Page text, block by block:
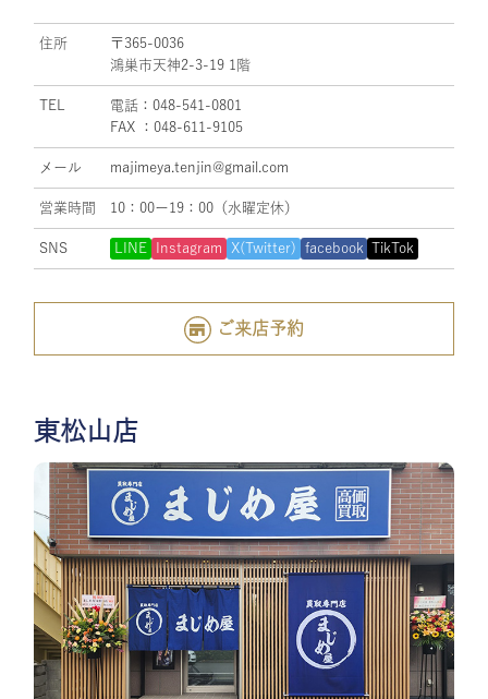
住所
〒365-0036
鴻巣市天神2-3-19 1階
TEL
電話：048-541-0801
FAX ：048-611-9105
メール majimeya.tenjin@gmail.com
営業時間 10：00ー19：00（水曜定休）
SNS LINE Instagram X(Twitter) facebook TikTok
ご来店予約
東松山店